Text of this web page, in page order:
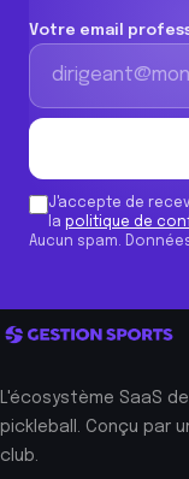
Votre email
J'accepte de
la politique de
Aucun spam.
L'écosystème SaaS
pickleball. Conçu par
club.